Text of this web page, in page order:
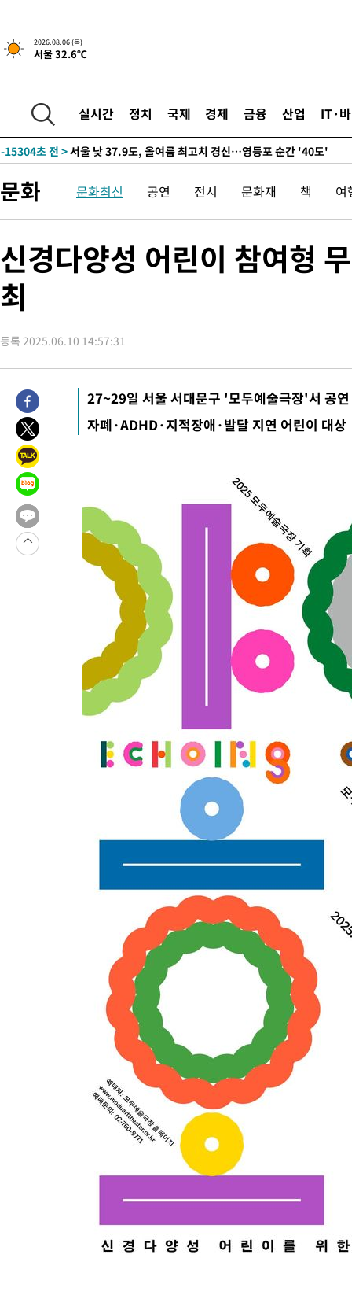
2026.08.06 (목)
서울 32.6℃
실시간 정치 국제 경제 금융 산업 IT·
-16016초 전 >'낮 최고 39도' 불볕더위…한밤 열대야도 계속[내일날씨]
-15975초 전 >
-15464초 전 >
'월드컵 탈락 후폭풍' 축구협회…초유의 압수수색에 '충격·당
-15304초 전 >
-14866초 전 >[속보]종합특검, 대검 추가 압수수색…내란 중요임무종사 혐의
-10891초 전 >
[속보]코스피, 301.88포인트(4.58%) 내린 6296.38 마감
-10756초 전 >[속보]원·달러 환율, 0.7원 내린 1423.8원 마감
-5400초 전 >손흥민, 5경기 연속골 실패…LAFC는 승부차기 끝 과달라하라
33분 전 >
39분 전 >
1시간 전 >
1시간 전 >[속보]경찰, '홍명보 선임 논란' 대한축구협회·축구회관 등 압수수
-19056초 전 > [속보]합참 "北 발사체는 단거리탄도미사일…감시·경계태세
-18804초 전 >
日방위성, 北이 동해로 쏜 발사체는 탄도미사일 가능성
-17234초 전 >
[속보] SKT, 에이닷 서비스 장애 발생…"원인 파악 중"
-16640초 전 >
-16036초 전 >
'낮 최고 39도' 불볕더위…한밤 열대야도 계속[내일날씨]
-15995초 전 >
[속보]7~9일 프로야구 3연전도 폭염 취소…11일 재개
-15657초 전 >
"韓 외환시장 개입 관측 배경엔 美의 대한국 무역적자 있어"
-15484초 전 >
'월드컵 탈락 후폭풍' 축구협회…초유의 압수수색에 '충격·당
서울 낮 37.9도, 올여름 최고치 경신…영등포 순간 '40도'
[속보]종합특검, 대검 추가 압수수색…내란 중요임무종사 혐의
[속보]코스닥, 800p 회복…0.26% 오른 801.67 마감
[속보]코스피, 301.88포인트(4.58%) 내린 6296.38 마감
[속보]원·달러 환율, 0.7원 내린 1423.8원 마감
"여기 떨어졌다"…다누리, 스페이스X 로켓 달 충돌 흔적 포착
손흥민, 5경기 연속골 실패…LAFC는 승부차기 끝 과달라하라
내일까지 39도 '펄펄'…기상청 "태풍 지나며 폭염 잠시 꺾인다"
트럼프, 한국계 진보 주지사 후보 맹공…"공산주의가 최대 위협"
"美간섭에 합의 지연"…트럼프, '이란 호르무즈 통제권' 수용할까
[속보]산업장관 "李정부, 원전 반대 안해…안정 전력 위해 불가피"
[속보]경찰, '홍명보 선임 논란' 대한축구협회·축구회관 등 압수수
문화 문화최신 공연 전시 문화재 책 여
신경다양성 어린이 참여형
최
등록 2025.06.10 14:57:31
27~29일 서울 서대문구 '모두예술극장'서 공연
자폐·ADHD·지적장애·발달 지연 어린이 대상